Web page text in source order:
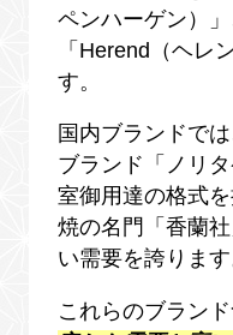
ペンハーゲン）
「Herend（ヘレ
す。
国内ブランドで
ブランド「ノリ
室御用達の格式
焼の名門「香蘭
い需要を誇ります
これらのブラン